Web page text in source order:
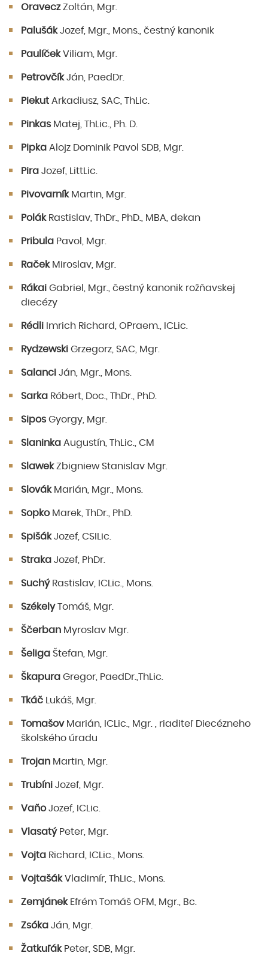
OraveczZoltán, Mgr.
PalušákJozef, Mgr., Mons., čestný kanonik
PaulíčekViliam, Mgr.
PetrovčíkJán, PaedDr.
Piekut Arkadiusz, SAC, ThLic.
Pinkas Matej, ThLic., Ph. D.
Pipka Alojz Dominik Pavol SDB, Mgr.
Pira Jozef, LittLic.
PivovarníkMartin, Mgr.
PolákRastislav, ThDr., PhD., MBA, dekan
Pribula Pavol, Mgr.
RačekMiroslav, Mgr.
Rákai Gabriel, Mgr., čestný kanonik rožňavskej
diecézy
Rédli Imrich Richard, OPraem., ICLic.
Rydzewski Grzegorz, SAC, Mgr.
Salanci Ján, Mgr., Mons.
Sarka Róbert, Doc., ThDr., PhD.
Sipos Gyorgy, Mgr.
Slaninka Augustín, ThLic., CM
SlawekZbigniew Stanislav Mgr.
SlovákMarián, Mgr., Mons.
SopkoMarek, ThDr., PhD.
SpišákJozef, CSILic.
Straka Jozef, PhDr.
SuchýRastislav, ICLic., Mons.
SzékelyTomáš, Mgr.
Ščerban Myroslav Mgr.
Šeliga Štefan, Mgr.
Škapura Gregor, PaedDr.,ThLic.
Tkáč Lukáš, Mgr.
TomašovMarián, ICLic., Mgr. , riaditeľ Diecézneho
školského úradu
Trojan Martin, Mgr.
Trubíni Jozef, Mgr.
VaňoJozef, ICLic.
VlasatýPeter, Mgr.
Vojta Richard, ICLic., Mons.
VojtašákVladimír, ThLic., Mons.
ZemjánekEfrém Tomáš OFM, Mgr., Bc.
Zsóka Ján, Mgr.
ŽatkuľákPeter, SDB, Mgr.